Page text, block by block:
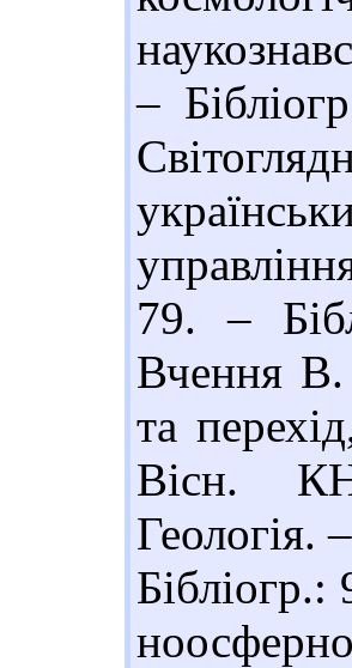
–
79. –
Вчення В.
та
Вісн.